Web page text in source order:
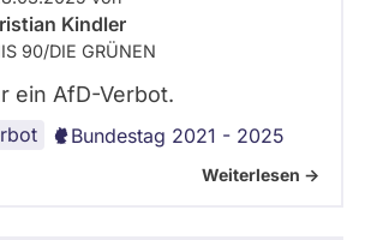
Kindler
90/­DIE GRÜNEN
ein AfD-Verbot.
Bundestag 2021 - 2025
Weiterlesen ->